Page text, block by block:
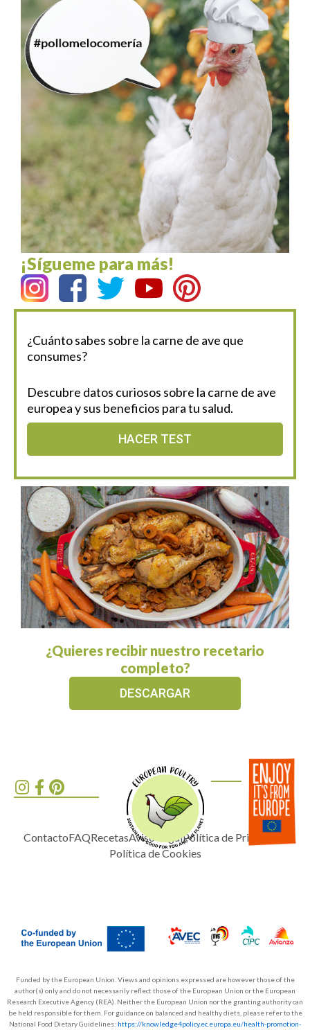
¡Sígueme para más!
¿Cuánto sabes sobre la carne de ave que
consumes?
Descubre datos curiosos sobre la carne de ave
europea y sus beneficios para tu salud.
HACER TEST
¿Quieres recibir nuestro recetario
completo?
DESCARGAR
ContactoFAQRecetasAviso LegalPolítica de Privacidad
Política de Cookies
Funded by the European Union. Views and opinions expressed are however those of the
author(s) only and do not necessarily reflect those of the European Union or the European
Research Executive Agency (REA). Neither the European Union nor the granting authority can
be held responsible for them. For guidance on balanced and healthy diets, please refer to the
National Food Dietary Guidelines: https://knowledge4policy.ec.europa.eu/health-promotion-